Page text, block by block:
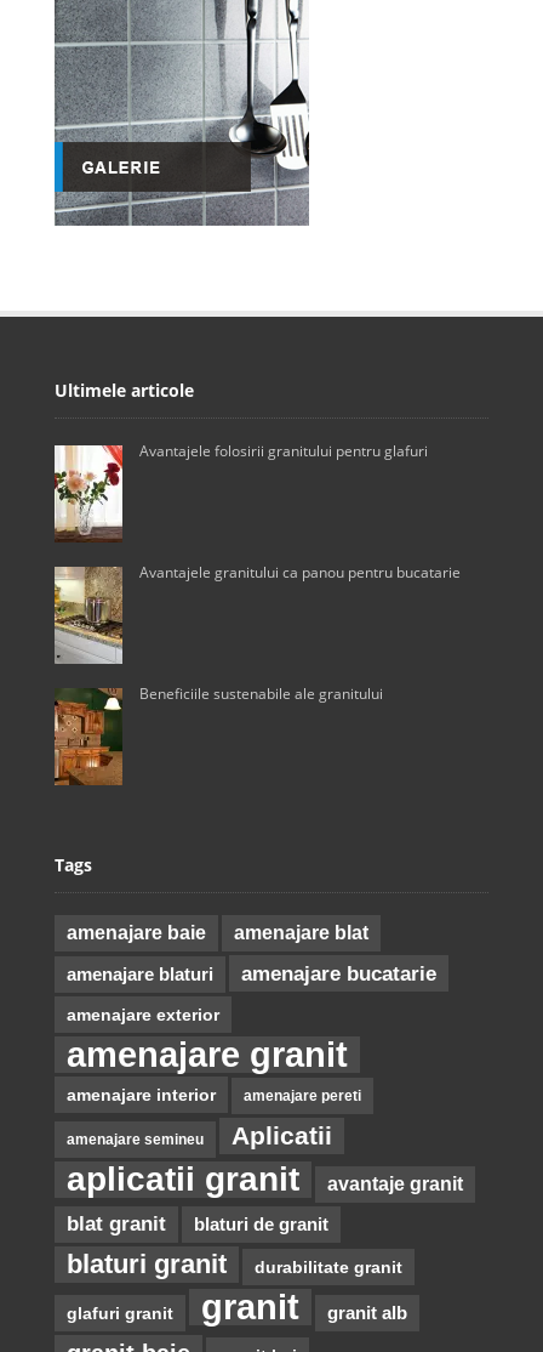
Ultimele articole
Avantajele folosirii granitului pentru glafuri
Avantajele granitului ca panou pentru bucatarie
Beneficiile sustenabile ale granitului
Tags
amenajare baie amenajare blat
amenajare blaturi amenajare bucatarie
amenajare exterior
amenajare granit
amenajare interior amenajare pereti
amenajare semineu Aplicatii
aplicatii granit avantaje granit
blat granit blaturi de granit
blaturi granit durabilitate granit
glafuri granit granit granit alb